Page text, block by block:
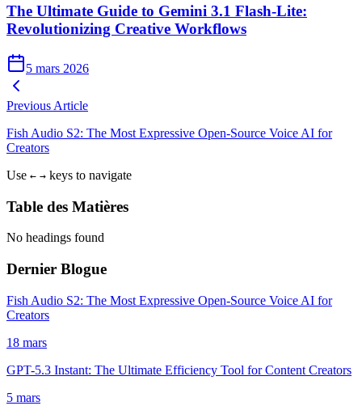
The Ultimate Guide to Gemini 3.1 Flash-Lite:
Revolutionizing Creative Workflows
5 mars 2026
Previous Article
Fish Audio S2: The Most Expressive Open-Source Voice AI for
Creators
Use ← → keys to navigate
Table des Matières
No headings found
Dernier Blogue
Fish Audio S2: The Most Expressive Open-Source Voice AI for
Creators
18 mars
GPT-5.3 Instant: The Ultimate Efficiency Tool for Content Creators
5 mars